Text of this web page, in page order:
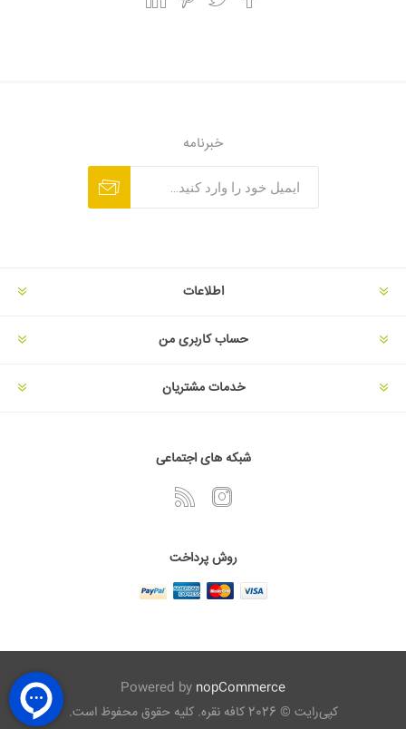
خبرنامه
اطلاعات
حساب کاربری من
خدمات مشتریان
شبکه های اجتماعی
روش پرداخت
Powered by nopCommerce
کپی‌رایت © 2026 کافه نقره. کلیه حقوق محفوظ است.